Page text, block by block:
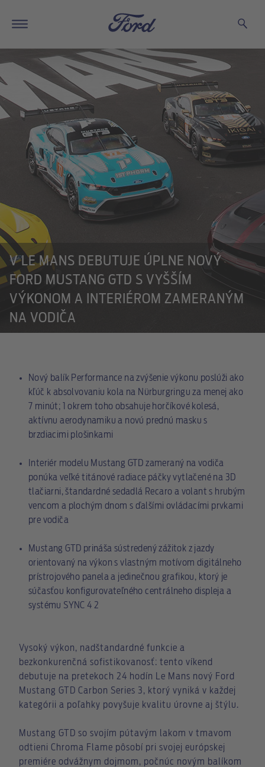
V LE MANS DEBUTUJE ÚPLNE NOVÝ
FORD MUSTANG GTD S VYŠŠÍM
VÝKONOM A INTERIÉROM ZAMERANÝM
NA VODIČA
Nový balík Performance na zvýšenie výkonu poslúži ako
kľúč k absolvovaniu kola na Nürburgringu za menej ako
7 minút; 1 okrem toho obsahuje horčíkové kolesá,
aktívnu aerodynamiku a novú prednú masku s
brzdiacimi plošinkami
Interiér modelu Mustang GTD zameraný na vodiča
ponúka veľké titánové radiace páčky vytlačené na 3D
tlačiarni, štandardné sedadlá Recaro a volant s hrubým
vencom a plochým dnom s ďalšími ovládacími prvkami
pre vodiča
Mustang GTD prináša sústredený zážitok z jazdy
orientovaný na výkon s vlastným motívom digitálneho
prístrojového panela a jedinečnou grafikou, ktorý je
súčasťou konfigurovateľného centrálneho displeja a
systému SYNC 4 2
Vysoký výkon, nadštandardné funkcie a
bezkonkurenčná sofistikovanosť: tento víkend
debutuje na pretekoch 24 hodín Le Mans nový Ford
Mustang GTD Carbon Series 3, ktorý vyniká v každej
kategórii a poľahky povyšuje kvalitu úrovne aj štýlu.
Mustang GTD so svojím pútavým lakom v tmavom
odtieni Chroma Flame pôsobí pri svojej európskej
premiére odvážnym dojmom, počnúc novým balíkom